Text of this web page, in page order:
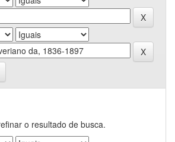
o resultado de busca.